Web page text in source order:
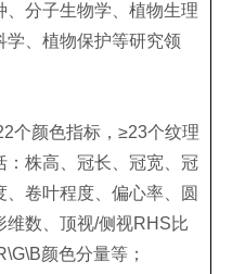
、分子生物学、植物生理
学、植物保护等研究领
个颜色指标，≥23个纹理
：株高、冠长、冠宽、冠
卷叶程度、偏心率、圆
维数、顶视/侧视RHS比
颜色分量等；